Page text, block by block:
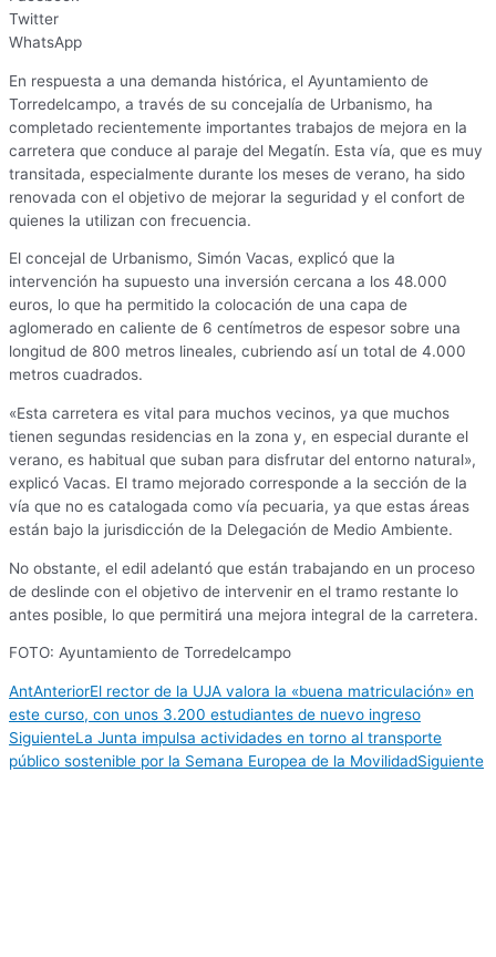
Twitter
WhatsApp
En respuesta a una demanda histórica, el Ayuntamiento de
Torredelcampo, a través de su concejalía de Urbanismo, ha
completado recientemente importantes trabajos de mejora en la
carretera que conduce al paraje del Megatín. Esta vía, que es muy
transitada, especialmente durante los meses de verano, ha sido
renovada con el objetivo de mejorar la seguridad y el confort de
quienes la utilizan con frecuencia.
El concejal de Urbanismo, Simón Vacas, explicó que la
intervención ha supuesto una inversión cercana a los 48.000
euros, lo que ha permitido la colocación de una capa de
aglomerado en caliente de 6 centímetros de espesor sobre una
longitud de 800 metros lineales, cubriendo así un total de 4.000
metros cuadrados.
«Esta carretera es vital para muchos vecinos, ya que muchos
tienen segundas residencias en la zona y, en especial durante el
verano, es habitual que suban para disfrutar del entorno natural»,
explicó Vacas. El tramo mejorado corresponde a la sección de la
vía que no es catalogada como vía pecuaria, ya que estas áreas
están bajo la jurisdicción de la Delegación de Medio Ambiente.
No obstante, el edil adelantó que están trabajando en un proceso
de deslinde con el objetivo de intervenir en el tramo restante lo
antes posible, lo que permitirá una mejora integral de la carretera.
FOTO: Ayuntamiento de Torredelcampo
AntAnteriorEl rector de la UJA valora la «buena matriculación» en
este curso, con unos 3.200 estudiantes de nuevo ingreso
SiguienteLa Junta impulsa actividades en torno al transporte
público sostenible por la Semana Europea de la MovilidadSiguiente